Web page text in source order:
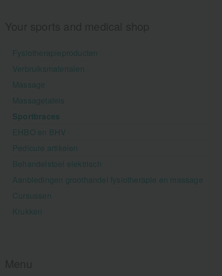
Fysiotherapieproducten
Verbruiksmaterialen
Massage
Massagetafels
Sportbraces
EHBO en BHV
Pedicure artikelen
Behandelstoel elektrisch
Aanbiedingen groothandel fysiotherapie en massage
Cursussen
Krukken